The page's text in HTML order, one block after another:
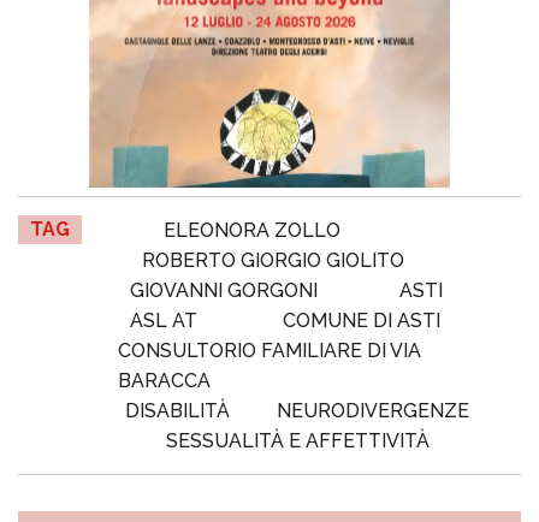
TAG
ELEONORA ZOLLO
ROBERTO GIORGIO GIOLITO
GIOVANNI GORGONI
ASTI
ASL AT
COMUNE DI ASTI
CONSULTORIO FAMILIARE DI VIA
BARACCA
DISABILITÀ
NEURODIVERGENZE
SESSUALITÀ E AFFETTIVITÀ